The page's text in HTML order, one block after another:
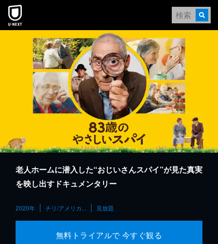
本文へスキップ
老人ホームに潜入した“おじいさんスパイ”が見た真実
を映し出すドキュメンタリー
2020年 チリ/アメリカ... 見放題
無料トライアルで 今すぐ観る